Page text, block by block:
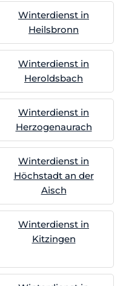
Winterdienst in
Heilsbronn
Winterdienst in
Heroldsbach
Winterdienst in
Herzogenaurach
Winterdienst in
Höchstadt an der
Aisch
Winterdienst in
Kitzingen